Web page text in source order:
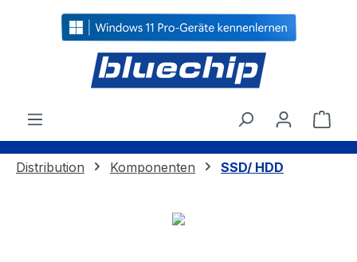
springen
Distribution Komponenten SSD/ HDD
Bildergalerie überspringen